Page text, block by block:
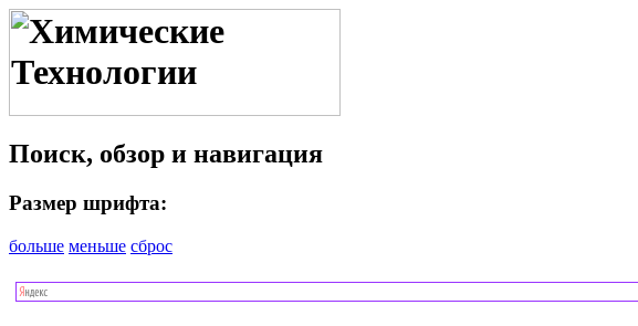
Поиск, обзор и навигация
Размер шрифта:
больше меньше сброс